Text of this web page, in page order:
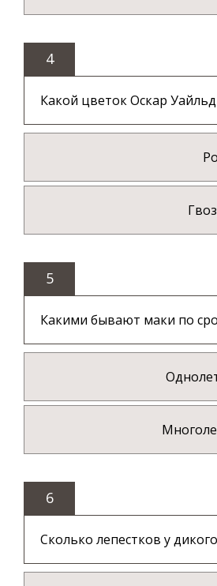
4
Какой цветок Оскар
5
Какими бывают маки по
6
Сколько лепестков у